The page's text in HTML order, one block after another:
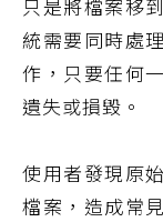
只是將檔案移
統需要同時處
作，只要任何
遺失或損毀。
使用者發現原
檔案，造成常